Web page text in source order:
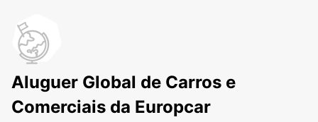
Aluguer Global de Carros e
Comerciais da Europcar